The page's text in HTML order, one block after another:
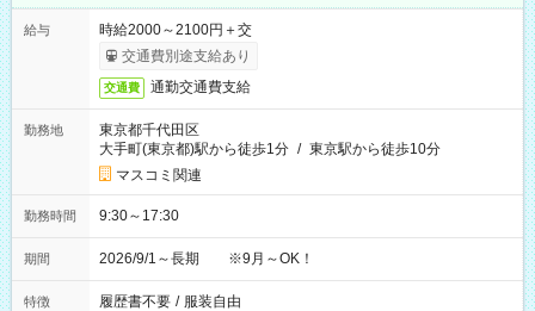
給与
時給2000～2100円＋交
交通費別途支給あり
交通費 通勤交通費支給
勤務地
東京都千代田区
大手町(東京都)駅から徒歩1分 / 東京駅から徒歩10分
マスコミ関連
勤務時間 9:30～17:30
期間 2026/9/1～長期 ※9月～OK！
特徴 履歴書不要 / 服装自由